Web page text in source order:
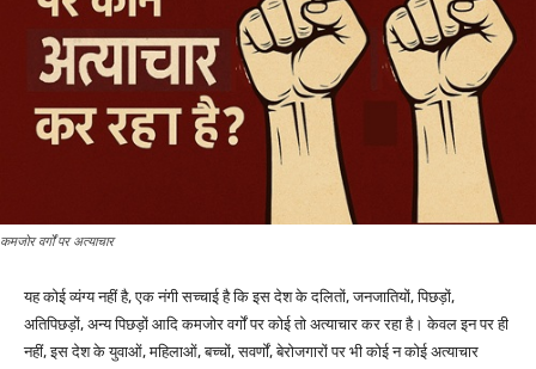
कमजोर वर्गों पर अत्याचार
यह कोई व्यंग्य नहीं है, एक नंगी सच्चाई है कि इस देश के दलितों, जनजातियों, पिछड़ों,
अतिपिछड़ों, अन्य पिछड़ों आदि कमजोर वर्गों पर कोई तो अत्याचार कर रहा है। केवल इन पर ही
नहीं, इस देश के युवाओं, महिलाओं, बच्चों, सवर्णों, बेरोजगारों पर भी कोई न कोई अत्याचार